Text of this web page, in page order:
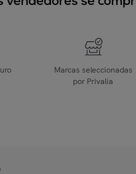
Marcas seleccionadas
por Privalia